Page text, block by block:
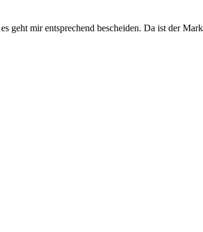
geht mir entsprechend bescheiden. Da ist der